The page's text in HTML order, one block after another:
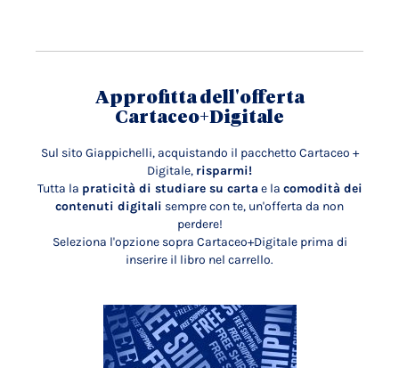
Approfitta dell'offerta
Cartaceo+Digitale
Sul sito Giappichelli, acquistando il pacchetto Cartaceo +
Digitale, risparmi!
Tutta la praticità di studiare su carta e la comodità dei
contenuti digitali sempre con te, un'offerta da non
perdere!
Seleziona l'opzione sopra Cartaceo+Digitale prima di
inserire il libro nel carrello.